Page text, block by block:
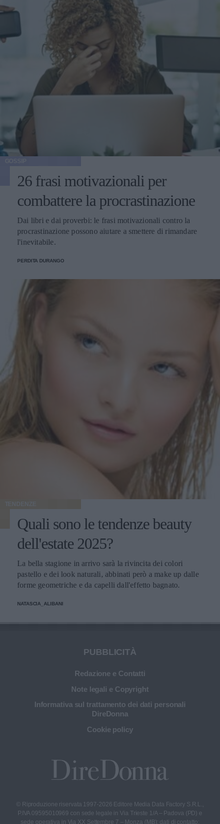
26 frasi motivazionali per
combattere la procrastinazione
Dai libri e dai proverbi: le frasi motivazionali contro la
procrastinazione possono aiutare a smettere di rimandare
l'inevitabile.
PERDITA DURANGO
TENDENZE
Quali sono le tendenze beauty
dell'estate 2025?
La bella stagione in arrivo sarà la rivincita dei colori
pastello e dei look naturali, abbinati però a make up dalle
forme geometriche e da capelli dall'effetto bagnato.
NATASCIA_ALIBANI
PUBBLICITÀ
Redazione e Contatti
Note legali e Copyright
Informativa sul trattamento dei dati personali
DireDonna
Cookie policy
© Riproduzione riservata 1997-2026 Editore Media Data Factory S.R.L.,
P.IVA 09595010969 con sede legale in Via Trieste 1/A – Padova (PD) e
sede operativa in Via XX Settembre 7 – Monza (MB); dati di contatto: